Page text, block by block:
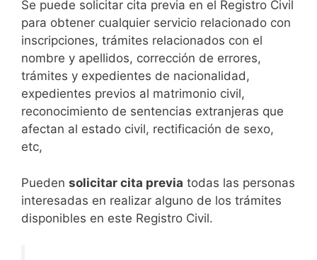
Se puede solicitar cita previa en el Registro Civil
para obtener cualquier servicio relacionado con
inscripciones, trámites relacionados con el
nombre y apellidos, corrección de errores,
trámites y expedientes de nacionalidad,
expedientes previos al matrimonio civil,
reconocimiento de sentencias extranjeras que
afectan al estado civil, rectificación de sexo,
etc,
​Pueden solicitar cita previa todas las personas
interesadas en realizar alguno de los trámites
disponibles en este Registro Civil.​